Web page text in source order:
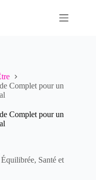
Complet pour un
Complet pour un
, Santé et